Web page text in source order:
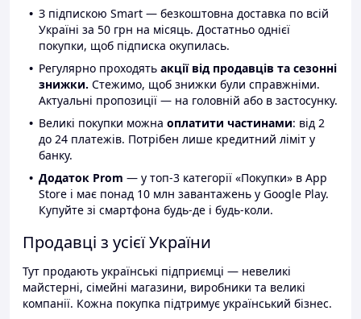
З підпискою Smart — безкоштовна доставка по всій
Україні за 50 грн на місяць. Достатньо однієї
покупки, щоб підписка окупилась.
Регулярно проходять акції від продавців та сезонні
знижки. Стежимо, щоб знижки були справжніми.
Актуальні пропозиції — на головній або в застосунку.
Великі покупки можна оплатити частинами: від 2
до 24 платежів. Потрібен лише кредитний ліміт у
банку.
Додаток Prom — у топ-3 категорії «Покупки» в App
Store і має понад 10 млн завантажень у Google Play.
Купуйте зі смартфона будь-де і будь-коли.
Продавці з усієї України
Тут продають українські підприємці — невеликі
майстерні, сімейні магазини, виробники та великі
компанії. Кожна покупка підтримує український бізнес.